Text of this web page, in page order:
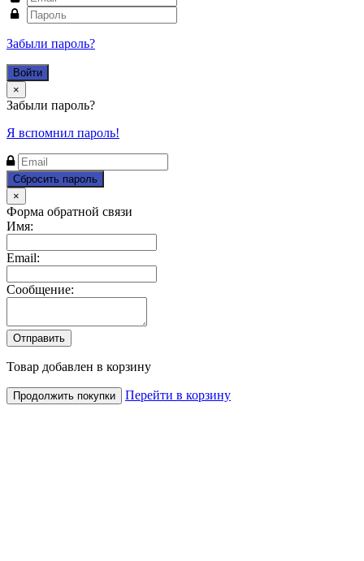
Забыли пароль?
×
Забыли пароль?
Я вспомнил пароль!
×
Форма обратной связи
Имя:
Email:
Сообщение:
Товар добавлен в корзину
Продолжить покупки Перейти в корзину